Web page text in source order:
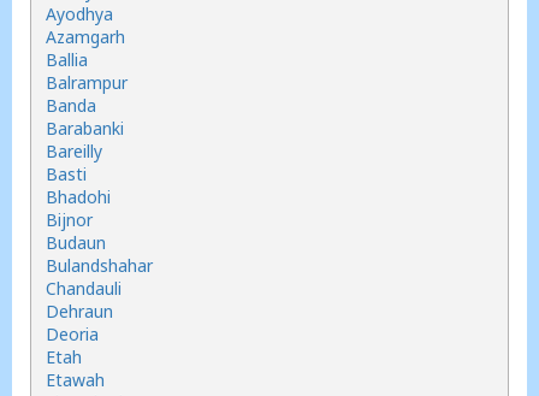
Ayodhya
Azamgarh
Ballia
Balrampur
Banda
Barabanki
Bareilly
Basti
Bhadohi
Bijnor
Budaun
Bulandshahar
Chandauli
Dehraun
Deoria
Etah
Etawah